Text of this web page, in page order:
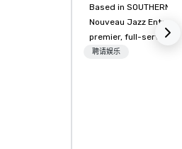
Based in SOUTHERN
Nouveau Jazz
premier, full-service
entertainment
聘请娱乐